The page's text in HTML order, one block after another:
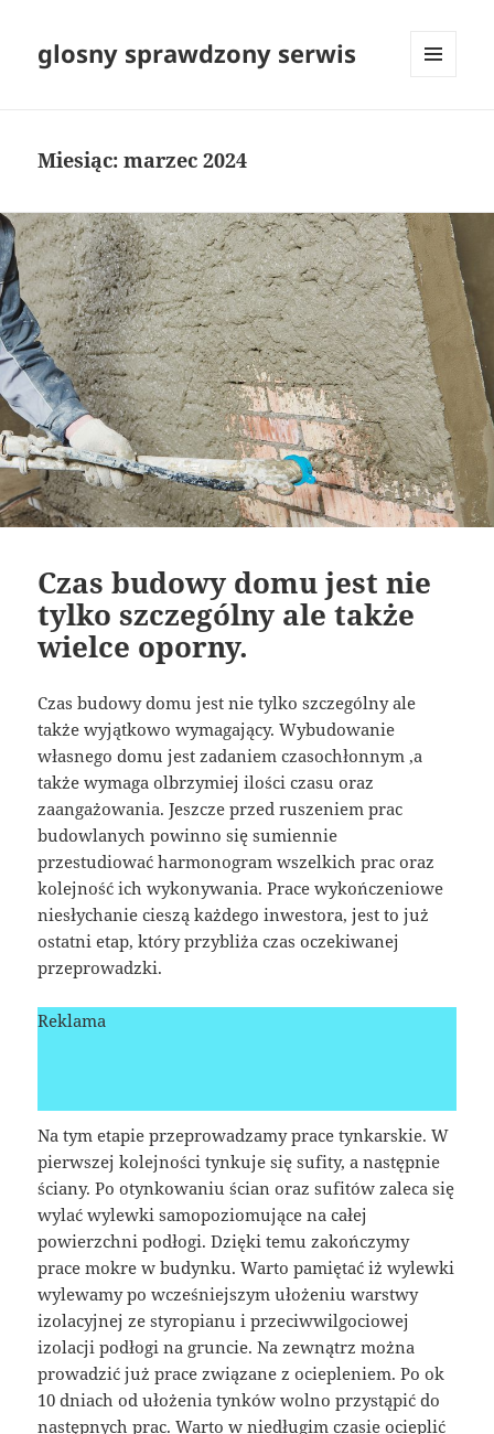
glosny sprawdzony serwis
Miesiąc:marzec 2024
Czas budowy domu jest nie
tylko szczególny ale także
wielce oporny.
Czas budowy domu jest nie tylko szczególny ale
także wyjątkowo wymagający. Wybudowanie
własnego domu jest zadaniem czasochłonnym ,a
także wymaga olbrzymiej ilości czasu oraz
zaangażowania. Jeszcze przed ruszeniem prac
budowlanych powinno się sumiennie
przestudiować harmonogram wszelkich prac oraz
kolejność ich wykonywania. Prace wykończeniowe
niesłychanie cieszą każdego inwestora, jest to już
ostatni etap, który przybliża czas oczekiwanej
przeprowadzki.
Reklama
Na tym etapie przeprowadzamy prace tynkarskie. W
pierwszej kolejności tynkuje się sufity, a następnie
ściany. Po otynkowaniu ścian oraz sufitów zaleca się
wylać wylewki samopoziomujące na całej
powierzchni podłogi. Dzięki temu zakończymy
prace mokre w budynku. Warto pamiętać iż wylewki
wylewamy po wcześniejszym ułożeniu warstwy
izolacyjnej ze styropianu i przeciwwilgociowej
izolacji podłogi na gruncie. Na zewnątrz można
prowadzić już prace związane z ociepleniem. Po ok
10 dniach od ułożenia tynków wolno przystąpić do
następnych prac. Warto w niedługim czasie ocieplić